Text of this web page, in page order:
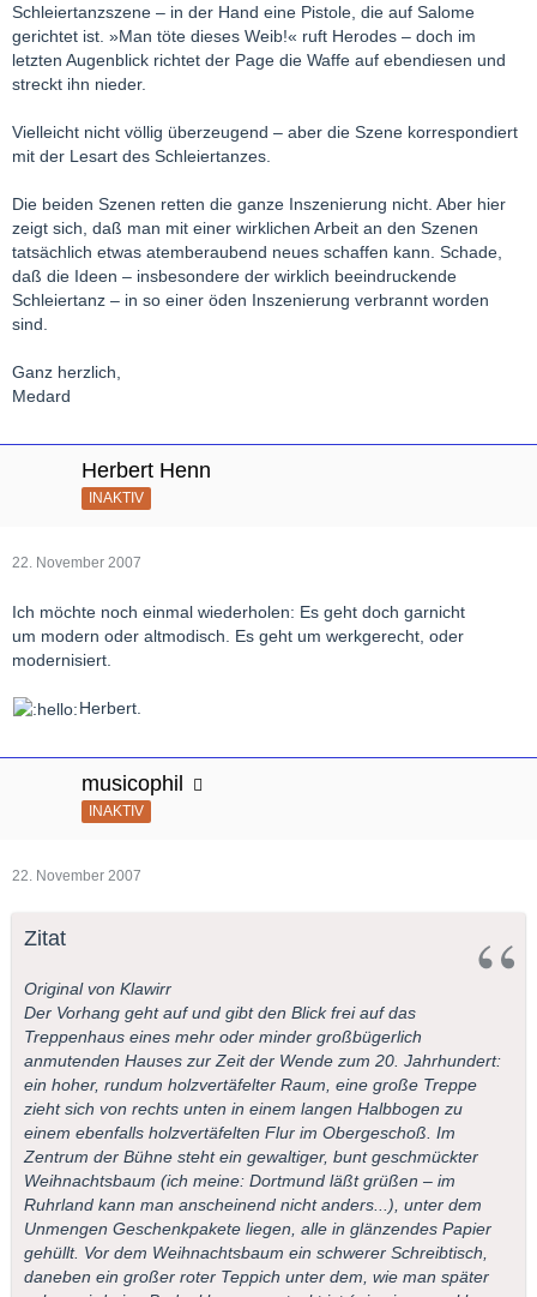
Schleiertanzszene – in der Hand eine Pistole, die auf Salome
gerichtet ist. »Man töte dieses Weib!« ruft Herodes – doch im
letzten Augenblick richtet der Page die Waffe auf ebendiesen und
streckt ihn nieder.
Vielleicht nicht völlig überzeugend – aber die Szene korrespondiert
mit der Lesart des Schleiertanzes.
Die beiden Szenen retten die ganze Inszenierung nicht. Aber hier
zeigt sich, daß man mit einer wirklichen Arbeit an den Szenen
tatsächlich etwas atemberaubend neues schaffen kann. Schade,
daß die Ideen – insbesondere der wirklich beeindruckende
Schleiertanz – in so einer öden Inszenierung verbrannt worden
sind.
Ganz herzlich,
Medard
Herbert Henn
INAKTIV
22. November 2007
Ich möchte noch einmal wiederholen: Es geht doch garnicht
um modern oder altmodisch. Es geht um werkgerecht, oder
modernisiert.
Herbert.
musicophil
INAKTIV
22. November 2007
Zitat
Original von Klawirr
Der Vorhang geht auf und gibt den Blick frei auf das
Treppenhaus eines mehr oder minder großbügerlich
anmutenden Hauses zur Zeit der Wende zum 20. Jahrhundert:
ein hoher, rundum holzvertäfelter Raum, eine große Treppe
zieht sich von rechts unten in einem langen Halbbogen zu
einem ebenfalls holzvertäfelten Flur im Obergeschoß. Im
Zentrum der Bühne steht ein gewaltiger, bunt geschmückter
Weihnachtsbaum (ich meine: Dortmund läßt grüßen – im
Ruhrland kann man anscheinend nicht anders...), unter dem
Unmengen Geschenkpakete liegen, alle in glänzendes Papier
gehüllt. Vor dem Weihnachtsbaum ein schwerer Schreibtisch,
daneben ein großer roter Teppich unter dem, wie man später